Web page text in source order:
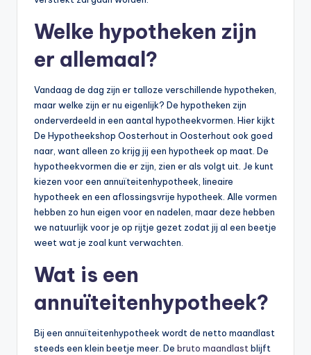
Welke hypotheken zijn
er allemaal?
Vandaag de dag zijn er talloze verschillende hypotheken,
maar welke zijn er nu eigenlijk? De hypotheken zijn
onderverdeeld in een aantal hypotheekvormen. Hier kijkt
De Hypotheekshop Oosterhout in Oosterhout ook goed
naar, want alleen zo krijg jij een hypotheek op maat. De
hypotheekvormen die er zijn, zien er als volgt uit. Je kunt
kiezen voor een annuïteitenhypotheek, lineaire
hypotheek en een aflossingsvrije hypotheek. Alle vormen
hebben zo hun eigen voor en nadelen, maar deze hebben
we natuurlijk voor je op rijtje gezet zodat jij al een beetje
weet wat je zoal kunt verwachten.
Wat is een
annuïteitenhypotheek?
Bij een annuïteitenhypotheek wordt de netto maandlast
steeds een klein beetje meer. De bruto maandlastblijft